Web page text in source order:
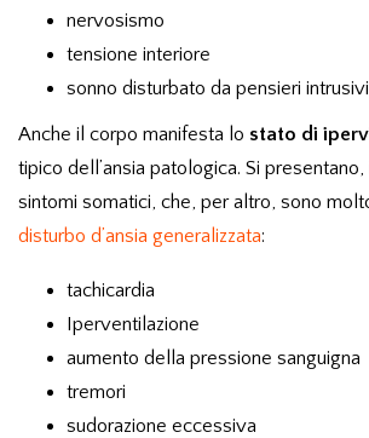
nervosismo
tensione interiore
sonno disturbato da pensieri intrusivi
Anche il corpo manifesta lo stato di
tipico dell’ansia patologica. Si
sintomi somatici, che, per altro, sono
disturbo d’ansia generalizzata:
tachicardia
Iperventilazione
aumento della pressione sanguigna
tremori
sudorazione eccessiva